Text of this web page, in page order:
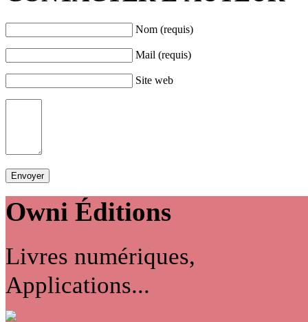
Nom (requis)
Mail (requis)
Site web
Owni Éditions
Livres numériques,
Applications...